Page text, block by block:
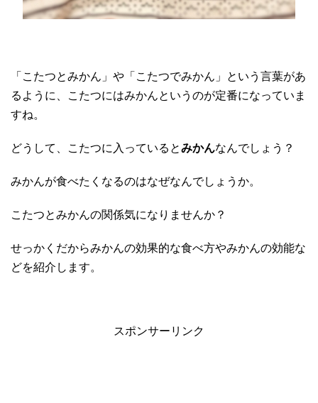
「こたつとみかん」や「こたつでみかん」という言葉があ
るように、こたつにはみかんというのが定番になっていま
すね。
どうして、こたつに入っているとみかんなんでしょう？
みかんが食べたくなるのはなぜなんでしょうか。
こたつとみかんの関係気になりませんか？
せっかくだからみかんの効果的な食べ方やみかんの効能な
どを紹介します。
スポンサーリンク